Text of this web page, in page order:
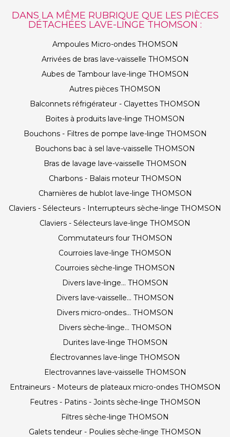
DANS LA MÊME RUBRIQUE QUE LES PIÈCES
DÉTACHÉES LAVE-LINGE THOMSON :
Ampoules Micro-ondes THOMSON
Arrivées de bras lave-vaisselle THOMSON
Aubes de Tambour lave-linge THOMSON
Autres pièces THOMSON
Balconnets réfrigérateur - Clayettes THOMSON
Boites à produits lave-linge THOMSON
Bouchons - Filtres de pompe lave-linge THOMSON
Bouchons bac à sel lave-vaisselle THOMSON
Bras de lavage lave-vaisselle THOMSON
Charbons - Balais moteur THOMSON
Charnières de hublot lave-linge THOMSON
Claviers - Sélecteurs - Interrupteurs sèche-linge THOMSON
Claviers - Sélecteurs lave-linge THOMSON
Commutateurs four THOMSON
Courroies lave-linge THOMSON
Courroies sèche-linge THOMSON
Divers lave-linge... THOMSON
Divers lave-vaisselle... THOMSON
Divers micro-ondes... THOMSON
Divers sèche-linge... THOMSON
Durites lave-linge THOMSON
Électrovannes lave-linge THOMSON
Electrovannes lave-vaisselle THOMSON
Entraineurs - Moteurs de plateaux micro-ondes THOMSON
Feutres - Patins - Joints sèche-linge THOMSON
Filtres sèche-linge THOMSON
Galets tendeur - Poulies sèche-linge THOMSON